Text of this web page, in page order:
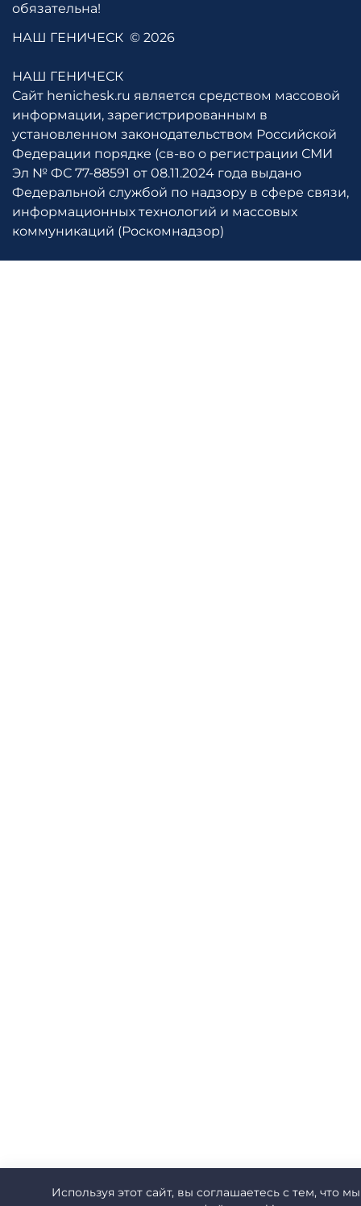
Используя этот сайт, вы соглашаетесь с тем, что мы
обязательна!
НАШ ГЕНИЧЕСК © 2026
НАШ ГЕНИЧЕСК
Сайт henichesk.ru является средством массовой
информации, зарегистрированным в
установленном законодательством Российской
Федерации порядке (св-во о регистрации СМИ
Эл № ФС 77-88591 от 08.11.2024 года выдано
Федеральной службой по надзору в сфере связи,
информационных технологий и массовых
коммуникаций (Роскомнадзор)